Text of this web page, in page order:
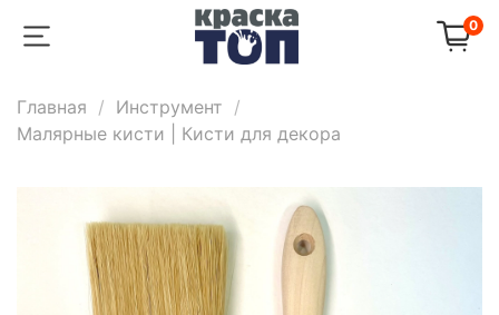
0
Главная
Инструмент
Малярные кисти | Кисти для декора